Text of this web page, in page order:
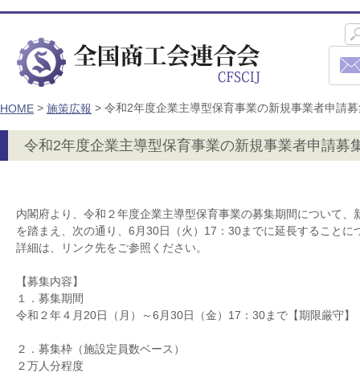
HOME > 施策広報 > 令和2年度企業主導型保育事業の新規事業者申請
令和2年度企業主導型保育事業の新規事業者申請募
内閣府より、令和２年度企業主導型保育事業の募集期間について
を踏まえ、次の通り、6月30日（火）17：30までに延長することに
詳細は、リンク先をご参照ください。
【募集内容】
１．募集期間
令和２年４月20日（月）～6月30日（金）17：30まで【期限厳守】
２．募集枠（施設定員数ベース）
２万人分程度